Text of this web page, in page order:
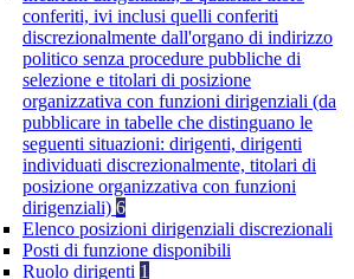
conferiti, ivi inclusi quelli conferiti
discrezionalmente dall'organo di indirizzo
politico senza procedure pubbliche di
selezione e titolari di posizione
organizzativa con funzioni dirigenziali (da
pubblicare in tabelle che distinguano le
seguenti situazioni: dirigenti, dirigenti
individuati discrezionalmente, titolari di
posizione organizzativa con funzioni
dirigenziali) 6
Elenco posizioni dirigenziali discrezionali
Posti di funzione disponibili
Ruolo dirigenti 1